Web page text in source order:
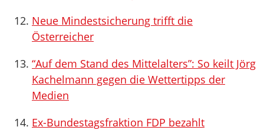
Neue Mindestsicherung trifft die
Österreicher
“Auf dem Stand des Mittelalters”: So keilt Jörg
Kachelmann gegen die Wettertipps der
Medien
Ex-Bundestagsfraktion FDP bezahlt